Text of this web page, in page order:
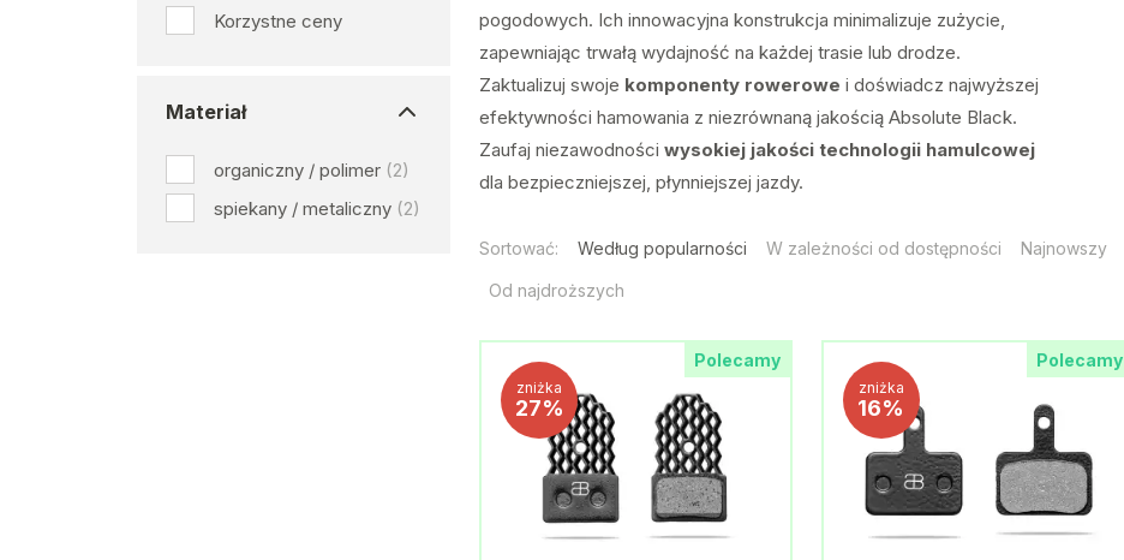
Korzystne ceny
Materiał
organiczny / polimer (2)
spiekany / metaliczny (2)
pogodowych. Ich innowacyjna konstrukcja minimalizuje zużycie,
zapewniając trwałą wydajność na każdej trasie lub drodze.
Zaktualizuj swoje komponenty rowerowe i doświadcz najwyższej
efektywności hamowania z niezrównaną jakością Absolute Black.
Zaufaj niezawodności wysokiej jakości technologii hamulcowej
dla bezpieczniejszej, płynniejszej jazdy.
Sortować: Według popularności W zależności od dostępności Najnowszy
Od najdroższych
Polecamy
zniżka
27%
Polecamy
zniżka
16%